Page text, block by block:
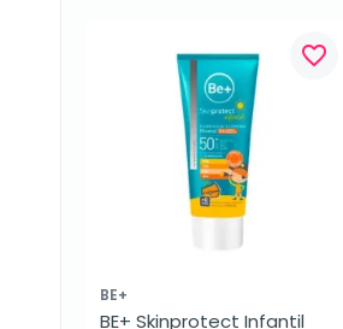
favorite_border
BE+
BE+ Skinprotect Infantil